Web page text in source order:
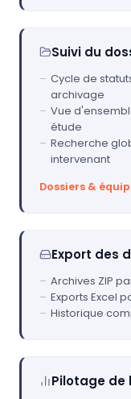
Suivi du
Cycle de
archivage
Vue
étude
Recherche
intervenant
Dossiers &
Export des
Archives ZIP
Exports Excel
Historique
Pilotage